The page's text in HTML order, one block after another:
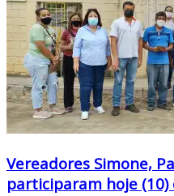
Vereadores Simone,
participaram hoje